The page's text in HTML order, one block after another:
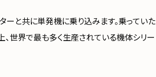
ーと共に単発機に乗り込みます。乗っていた
、世界で最も多く生産されている機体シリー